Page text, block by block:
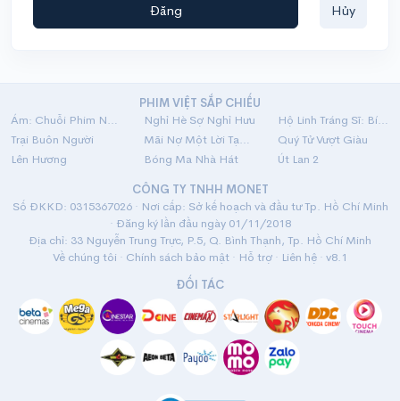
Đăng Hủy
PHIM VIỆT SẮP CHIẾU
Ám: Chuỗi Phim Ngắn Linh Dị
Nghỉ Hè Sợ Nghỉ Hưu
Hộ Linh Tráng Sĩ: Bí Ẩn Mộ Vua Đinh
Trại Buôn Người
Mãi Nợ Một Lời Tạm Biệt
Quý Tử Vượt Giàu
Lên Hương
Bóng Ma Nhà Hát
Út Lan 2
CÔNG TY TNHH MONET
Số ĐKKD: 0315367026 · Nơi cấp: Sở kế hoạch và đầu tư Tp. Hồ Chí Minh
· Đăng ký lần đầu ngày 01/11/2018
Địa chỉ: 33 Nguyễn Trung Trực, P.5, Q. Bình Thạnh, Tp. Hồ Chí Minh
Về chúng tôi · Chính sách bảo mật · Hỗ trợ · Liên hệ · v8.1
ĐỐI TÁC